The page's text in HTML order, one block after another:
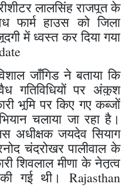
लालसिंह राजपूत के
फार्म हाउस को जिला
में ध्वस्त कर दिया गया
जाँगिड ने बताया कि
गतिविधियों पर अंकुश
भूमि पर किए गए कब्जों
चलाया जा रहा है।
अधीक्षक जयदेव सियाग
चंद्रोखर पालीवाल के
शिवलाल मीणा के नेतृत्व
गई थी। Rajasthan